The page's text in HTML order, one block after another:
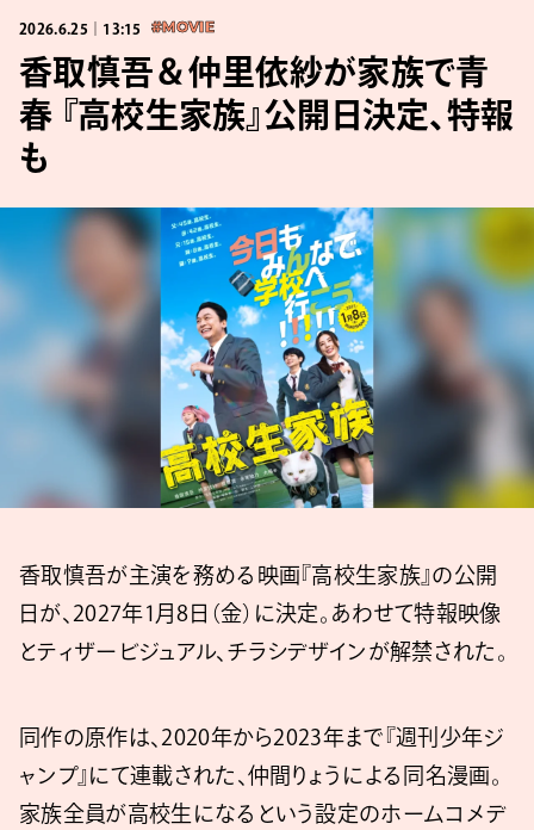
2026.6.25｜13:15 #MOVIE
香取慎吾＆仲里依紗が家族で青
春 『高校生家族』公開日決定、特報
も
香取慎吾が主演を務める映画『高校生家族』の公開
日が、2027年1月8日（金）に決定。あわせて特報映像
とティザービジュアル、チラシデザインが解禁された。
同作の原作は、2020年から2023年まで『週刊少年ジ
ャンプ』にて連載された、仲間りょうによる同名漫画。
家族全員が高校生になるという設定のホームコメデ